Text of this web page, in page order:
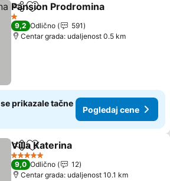
Deli Dodati u favorite
Pansion Prodromina
1 Zvezdice
9,2 Odlično
591
Centar grada: udaljenost 0.5 km
prikazale tačne
Pogledaj cene
Deli Dodati u favorite
Villa Katerina
5 Zvezdice
9,0 Odlično
12
Centar grada: udaljenost 10.1 km